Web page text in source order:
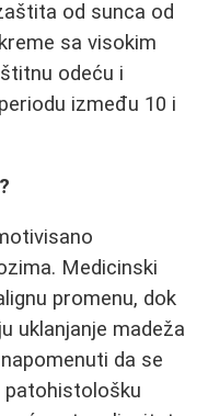
od sunca od
sa visokim
odeću i
između 10 i
Medicinski
promenu, dok
uklanjanje madeža
da se
patohistološku